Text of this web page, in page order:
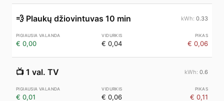
💨 Plaukų džiovintuvas 10 min 0.33
€ 0,00 € 0,04 € 0,06
📺 1 val. TV 0.6
€ 0,01 € 0,06 € 0,11